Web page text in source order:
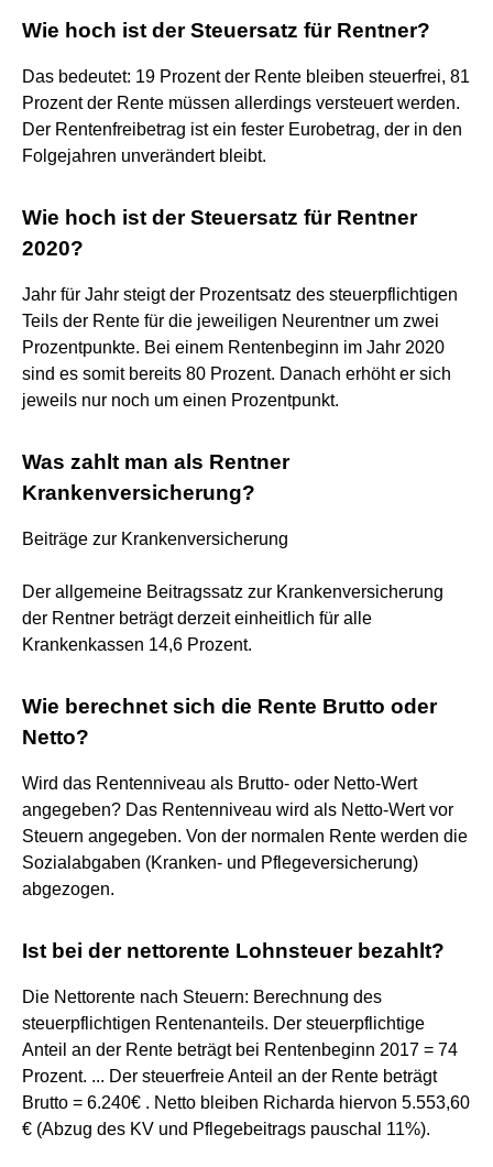
Wie hoch ist der Steuersatz für Rentner?
Das bedeutet: 19 Prozent der Rente bleiben steuerfrei, 81
Prozent der Rente müssen allerdings versteuert werden.
Der Rentenfreibetrag ist ein fester Eurobetrag, der in den
Folgejahren unverändert bleibt.
Wie hoch ist der Steuersatz für Rentner
2020?
Jahr für Jahr steigt der Prozentsatz des steuerpflichtigen
Teils der Rente für die jeweiligen Neurentner um zwei
Prozentpunkte. Bei einem Rentenbeginn im Jahr 2020
sind es somit bereits 80 Prozent. Danach erhöht er sich
jeweils nur noch um einen Prozentpunkt.
Was zahlt man als Rentner
Krankenversicherung?
Beiträge zur Krankenversicherung
Der allgemeine Beitragssatz zur Krankenversicherung
der Rentner beträgt derzeit einheitlich für alle
Krankenkassen 14,6 Prozent.
Wie berechnet sich die Rente Brutto oder
Netto?
Wird das Rentenniveau als Brutto- oder Netto-Wert
angegeben? Das Rentenniveau wird als Netto-Wert vor
Steuern angegeben. Von der normalen Rente werden die
Sozialabgaben (Kranken- und Pflegeversicherung)
abgezogen.
Ist bei der nettorente Lohnsteuer bezahlt?
Die Nettorente nach Steuern: Berechnung des
steuerpflichtigen Rentenanteils. Der steuerpflichtige
Anteil an der Rente beträgt bei Rentenbeginn 2017 = 74
Prozent. ... Der steuerfreie Anteil an der Rente beträgt
Brutto = 6.240€ . Netto bleiben Richarda hiervon 5.553,60
€ (Abzug des KV und Pflegebeitrags pauschal 11%).